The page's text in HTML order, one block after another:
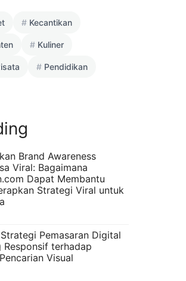
Kecantikan
Kuliner
Pendidikan
Brand Awareness
Viral: Bagaimana
Dapat Membantu
Strategi Viral untuk
Pemasaran Digital
Responsif terhadap
Visual